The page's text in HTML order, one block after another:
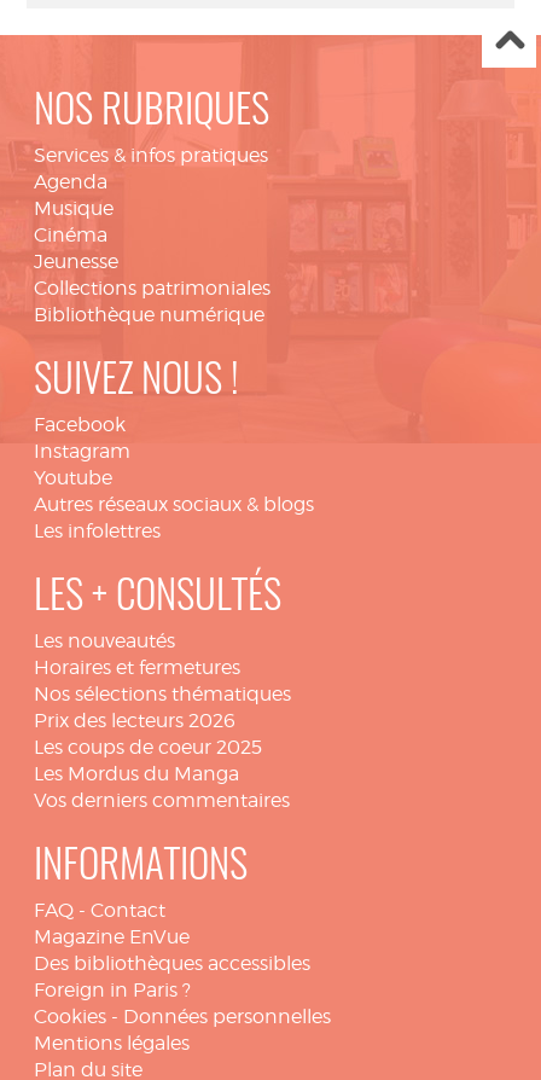
NOS RUBRIQUES
Services & infos pratiques
Agenda
Musique
Cinéma
Jeunesse
Collections patrimoniales
Bibliothèque numérique
SUIVEZ NOUS !
Facebook
Instagram
Youtube
Autres réseaux sociaux & blogs
Les infolettres
LES + CONSULTÉS
Les nouveautés
Horaires et fermetures
Nos sélections thématiques
Prix des lecteurs 2026
Les coups de coeur 2025
Les Mordus du Manga
Vos derniers commentaires
INFORMATIONS
FAQ - Contact
Magazine EnVue
Des bibliothèques accessibles
Foreign in Paris ?
Cookies - Données personnelles
Mentions légales
Plan du site